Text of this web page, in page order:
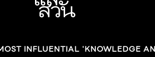
อมติดกันเป็นหลอดแคบ ปลายแยก
างกลม 2 กลีบ ออกดอกตลอดปี
งแดด : แดดจัดถึงครึ่งวัน น้ำ/
ตุลา
INFLUENTIAL 'KNOWLEDGE